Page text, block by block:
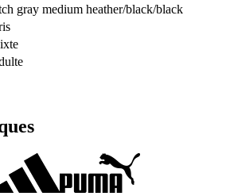
gray medium heather/black/black